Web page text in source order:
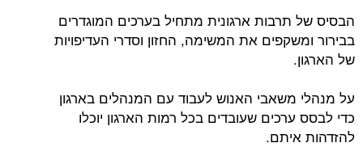
הבסיס של תרבות ארגונית מתחיל בערכים המוגדרים
בבירור ומשקפים את המשימה, החזון וסדרי העדיפויות
של הארגון.
על מנהלי משאבי האנוש לעבוד עם המנהלים בארגון
כדי לבסס ערכים שעובדים בכל רמות הארגון יוכלו
להזדהות איתם.